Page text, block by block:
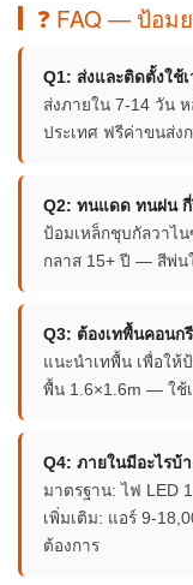
❓ FAQ — ป้อม
Q1: ส่งและติดตั้งใช้
ส่งภายใน 7-14 วัน
ประเทศ ฟรีค่าขนส่ง
Q2: ทนแดด ทนฝน
ป้อมเหล็กชุบกัลวาไ
กลาส 15+ ปี — สีพ่น
Q3: ต้องเทพื้นคอนก
แนะนำเทพื้น เพื่อให้
พื้น 1.6×1.6m — ใช้
Q4: ภายในมีอะไรบ้
มาตรฐาน: ไฟ LED
เพิ่มเติม: แอร์ 9-
ต้องการ